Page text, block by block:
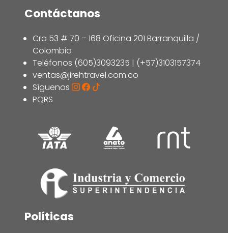
Contáctanos
Cra 53 # 70 – 168 Oficina 201 Barranquilla /
Colombia
Teléfonos (605)3093235 | (+57)3103157374
ventas@jirehtravel.com.co
Síguenos
PQRS
Políticas